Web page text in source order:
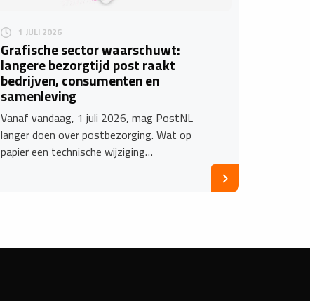
1 JULI 2026
Grafische sector waarschuwt:
langere bezorgtijd post raakt
bedrijven, consumenten en
samenleving
Vanaf vandaag, 1 juli 2026, mag PostNL
langer doen over postbezorging. Wat op
papier een technische wijziging…